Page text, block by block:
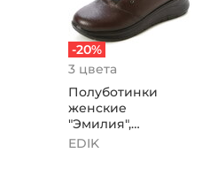
-20%
3 цвета
Полуботинки
женские
"Эмилия",
коричневый
EDIK